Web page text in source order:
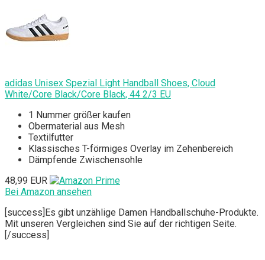
adidas Unisex Spezial Light Handball Shoes, Cloud
White/Core Black/Core Black, 44 2/3 EU
1 Nummer größer kaufen
Obermaterial aus Mesh
Textilfutter
Klassisches T-förmiges Overlay im Zehenbereich
Dämpfende Zwischensohle
48,99 EUR
Bei Amazon ansehen
[success]Es gibt unzählige Damen Handballschuhe-Produkte.
Mit unseren Vergleichen sind Sie auf der richtigen Seite.
[/success]